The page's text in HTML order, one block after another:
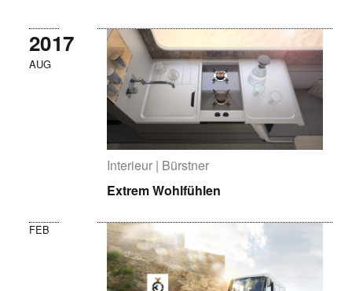
2017
AUG
Interieur | Bürstner
Extrem Wohlfühlen
FEB